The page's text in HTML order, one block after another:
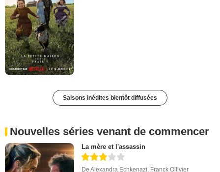
Saisons inédites bientôt diffusées
Nouvelles séries venant de commencer
La mère et l'assassin
DeAlexandra Echkenazi, Franck Ollivier